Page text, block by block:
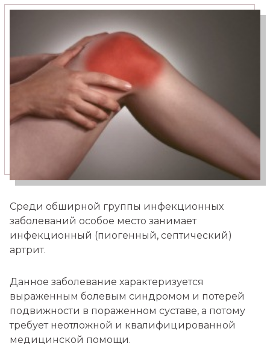
Медицинский туризм
Москва — Израиль
Среди обширной группы инфекционных
заболеваний особое место занимает
инфекционный (пиогенный, септический)
артрит.
Данное заболевание характеризуется
выраженным болевым синдромом и потерей
подвижности в пораженном суставе, а потому
требует неотложной и квалифицированной
медицинской помощи.